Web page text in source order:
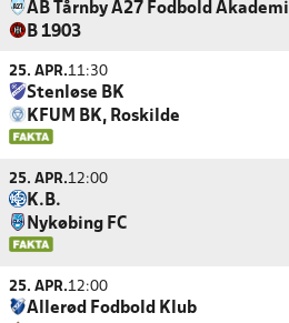
AB Tårnby A27 Fodbold Akademi
B 1903
25. APR.11:30
Stenløse BK
KFUM BK, Roskilde
25. APR.12:00
K.B.
Nykøbing FC
25. APR.12:00
Allerød Fodbold Klub